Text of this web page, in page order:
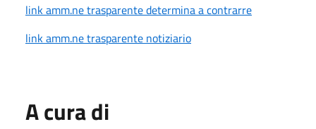
link amm.ne trasparente determina a contrarre
link amm.ne trasparente notiziario
A cura di